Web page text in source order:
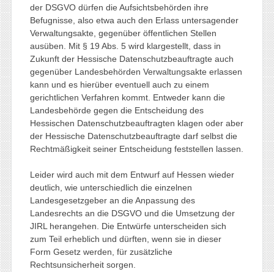
der DSGVO dürfen die Aufsichtsbehörden ihre
Befugnisse, also etwa auch den Erlass untersagender
Verwaltungsakte, gegenüber öffentlichen Stellen
ausüben. Mit § 19 Abs. 5 wird klargestellt, dass in
Zukunft der Hessische Datenschutzbeauftragte auch
gegenüber Landesbehörden Verwaltungsakte erlassen
kann und es hierüber eventuell auch zu einem
gerichtlichen Verfahren kommt. Entweder kann die
Landesbehörde gegen die Entscheidung des
Hessischen Datenschutzbeauftragten klagen oder aber
der Hessische Datenschutzbeauftragte darf selbst die
Rechtmäßigkeit seiner Entscheidung feststellen lassen.
Leider wird auch mit dem Entwurf auf Hessen wieder
deutlich, wie unterschiedlich die einzelnen
Landesgesetzgeber an die Anpassung des
Landesrechts an die DSGVO und die Umsetzung der
JIRL herangehen. Die Entwürfe unterscheiden sich
zum Teil erheblich und dürften, wenn sie in dieser
Form Gesetz werden, für zusätzliche
Rechtsunsicherheit sorgen.